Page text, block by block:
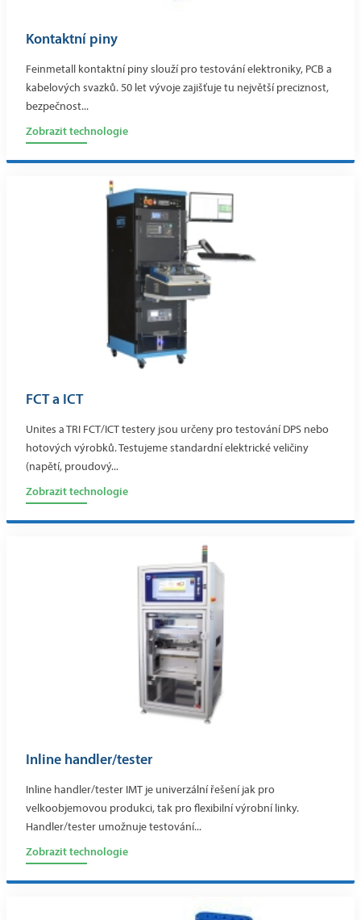
Kontaktní piny
Feinmetall kontaktní piny slouží pro testování elektroniky, PCB a
kabelových svazků. 50 let vývoje zajišťuje tu největší preciznost,
bezpečnost...
Zobrazit technologie
FCT a ICT
Unites a TRI FCT/ICT testery jsou určeny pro testování DPS nebo
hotových výrobků. Testujeme standardní elektrické veličiny
(napětí, proudový...
Zobrazit technologie
Inline handler/tester
Inline handler/tester IMT je univerzální řešení jak pro
velkoobjemovou produkci, tak pro flexibilní výrobní linky.
Handler/tester umožnuje testování...
Zobrazit technologie